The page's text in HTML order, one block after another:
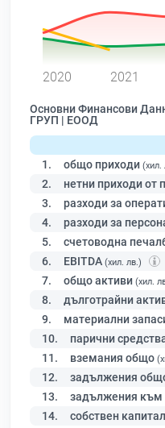
2020 2021
Основни Финансови
ГРУП | ЕООД
1. общо приходи (хил.
2. нетни приходи от
3. разходи за
4. разходи за
5. счетоводна
6. EBITDA (хил. лв.)
7. общо активи (хил.
8. дълготрайни
9. материални
10. парични
11. вземания общо
12. задължения
13. задължения към
14. собствен капитал